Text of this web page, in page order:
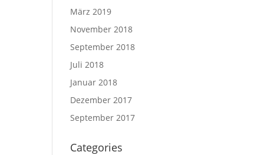
März 2019
November 2018
September 2018
Juli 2018
Januar 2018
Dezember 2017
September 2017
Categories